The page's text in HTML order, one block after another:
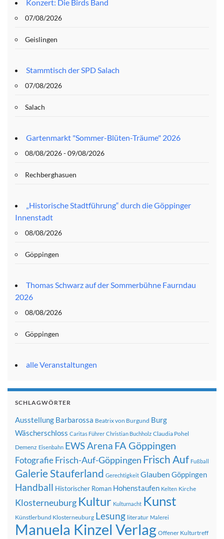
Konzert: Die Birds Band
07/08/2026
Geislingen
Stammtisch der SPD Salach
07/08/2026
Salach
Gartenmarkt "Sommer-Blüten-Träume" 2026
08/08/2026 - 09/08/2026
Rechberghasuen
„Historische Stadtführung“ durch die Göppinger
Innenstadt
08/08/2026
Göppingen
Thomas Schwarz auf der Sommerbühne Faurndau
2026
08/08/2026
Göppingen
alle Veranstaltungen
SCHLAGWÖRTER
Ausstellung Barbarossa Beatrix von Burgund Burg
Wäscherschloss Caritas Führer Christian Buchholz Claudia Pohel
Demenz Eisenbahn EWS Arena FA Göppingen
FotografieFrisch-Auf-Göppingen Frisch Auf Fußball
Galerie Stauferland Gerechtigkeit Glauben Göppingen
Handball Historischer Roman Hohenstaufen Kelten Kirche
Klosterneuburg Kultur Kulturnacht Kunst
Künstlerbund Klosterneuburg Lesung literatur Malerei
Manuela Kinzel Verlag Offener Kulturtreff